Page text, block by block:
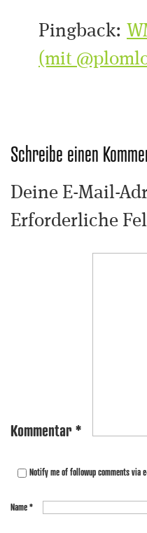
Pingback:
(mit
Schreibe einen
Deine E-Mail-
Erforderliche
Kommentar *
Notify me of followup comments via
Name*